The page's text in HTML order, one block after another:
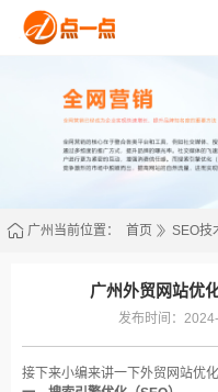
广州当前位置： 首页 SEO技
广州外贸网站优
发布时间：
接下来小编来讲一下外贸网站优